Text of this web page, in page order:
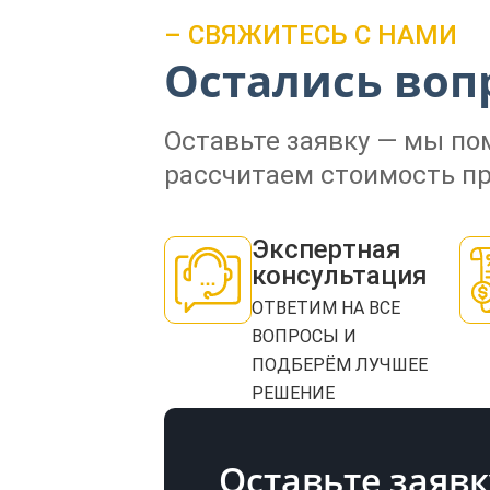
– СВЯЖИТЕСЬ С НАМИ
Остались
Оставьте заявку — мы
рассчитаем стоимость
Экспертная
консультация
ОТВЕТИМ НА ВСЕ
ВОПРОСЫ И
ПОДБЕРЁМ ЛУЧШЕЕ
РЕШЕНИЕ
Оставьте